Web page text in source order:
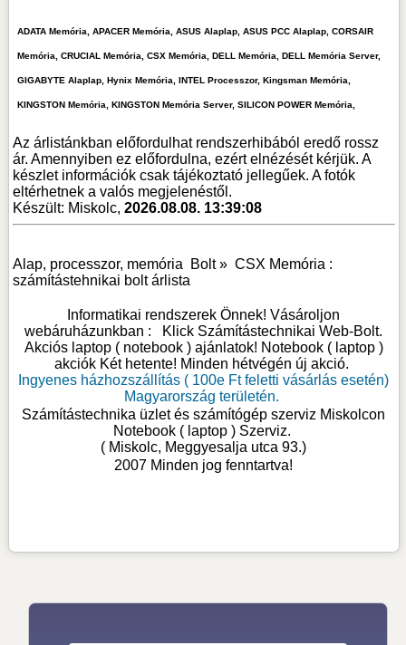
ADATA Memória, APACER Memória, ASUS Alaplap, ASUS PCC Alaplap, CORSAIR
Memória, CRUCIAL Memória, CSX Memória, DELL Memória, DELL Memória Server,
GIGABYTE Alaplap, Hynix Memória, INTEL Processzor, Kingsman Memória,
KINGSTON Memória, KINGSTON Memória Server, SILICON POWER Memória,
Az árlistánkban előfordulhat rendszerhibából eredő rossz
ár. Amennyiben ez előfordulna, ezért elnézését kérjük. A
készlet információk csak tájékoztató jellegűek. A fotók
eltérhetnek a valós megjelenéstől.
Készült: Miskolc,2026.08.08. 13:39:08
Alap, processzor, memória Bolt »CSX Memória :
számítástehnikai bolt árlista
Informatikai rendszerek Önnek! Vásároljon
webáruházunkban : Klick Számítástechnikai Web-Bolt.
Akciós laptop ( notebook ) ajánlatok! Notebook ( laptop )
akciók Két hetente! Minden hétvégén új akció.
Ingyenes házhozszállítás ( 100e Ft feletti vásárlás esetén)
Magyarország területén.
Számítástechnika üzlet és számítógép szerviz Miskolcon
Notebook ( laptop ) Szerviz.
( Miskolc, Meggyesalja utca 93.)
2007 Minden jog fenntartva!